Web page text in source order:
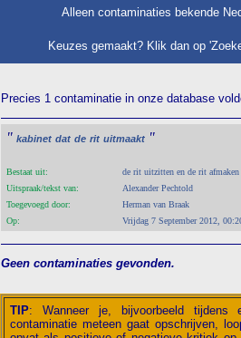
Alleen contaminaties bekende
Keuzes gemaakt? Klik dan op
Precies 1 contaminatie in onze database
" kabinet dat de rit uitmaakt "
Bestaat uit:
de rit uitzitten en de rit afmaken
Uitspraak/tekst van:
Alexander Pechtold
Toegevoegd door:
Herman van Braak
Op:
Vrijdag 7 September 2012,
Geen contaminaties gevonden.
TIP: Wanneer je, bijvoorbeeld tijdens
contaminatie meteen gaat opschrijven,